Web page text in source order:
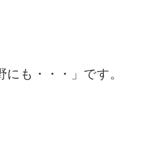
も・・・」です。